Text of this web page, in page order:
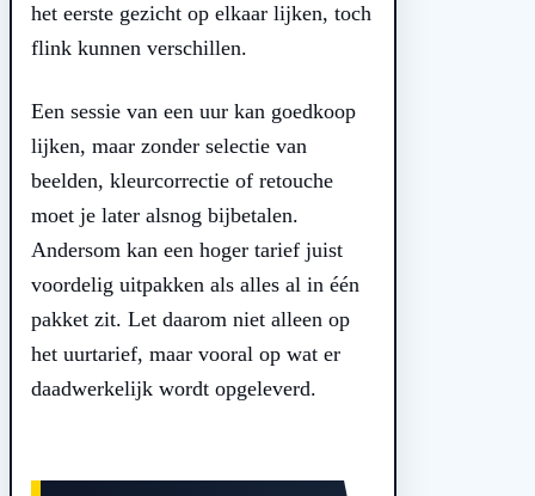
het eerste gezicht op elkaar lijken, toch
flink kunnen verschillen.
Een sessie van een uur kan goedkoop
lijken, maar zonder selectie van
beelden, kleurcorrectie of retouche
moet je later alsnog bijbetalen.
Andersom kan een hoger tarief juist
voordelig uitpakken als alles al in één
pakket zit. Let daarom niet alleen op
het uurtarief, maar vooral op wat er
daadwerkelijk wordt opgeleverd.